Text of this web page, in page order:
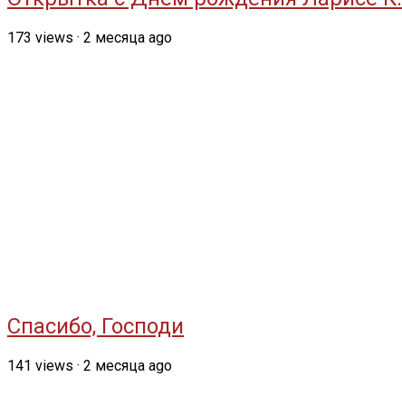
173 views · 2 месяца ago
Спасибо, Господи
141 views · 2 месяца ago